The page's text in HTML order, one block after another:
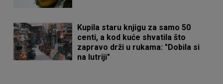
Kupila staru knjigu za samo 50
centi, a kod kuće shvatila što
zapravo drži u rukama: "Dobila si
na lutriji"